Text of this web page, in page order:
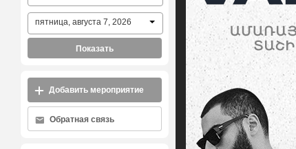
пятница, августа 7, 2026
Показать
Добавить мероприятие
Обратная связь